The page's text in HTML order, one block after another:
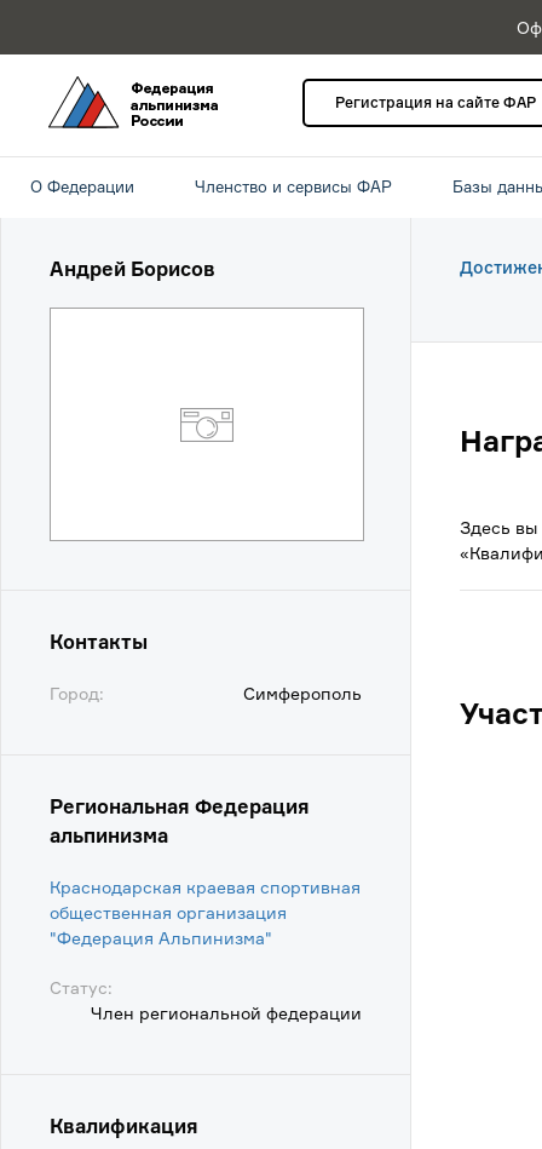
Регистрация на сайте ФАР
О Федерации Членство и сервисы ФАР Базы
Андрей Борисов
Контакты
Город: Симферополь
Региональная Федерация
альпинизма
Краснодарская краевая спортивная
общественная организация
"Федерация Альпинизма"
Статус:
Член региональной федерации
Квалификация
Здесь вы